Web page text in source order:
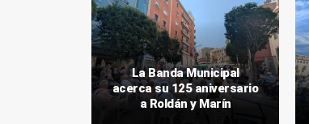
La Banda Municipal
acerca su 125 aniversario
a Roldán y Marín